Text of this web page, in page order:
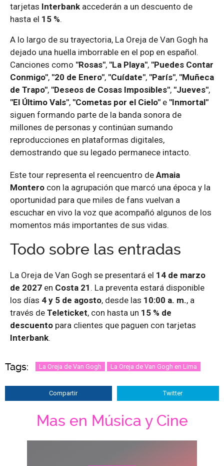
tarjetas Interbank accederán a un descuento de
hasta el 15 %.
A lo largo de su trayectoria, La Oreja de Van Gogh ha
dejado una huella imborrable en el pop en español.
Canciones como "Rosas", "La Playa", "Puedes Contar
Conmigo", "20 de Enero", "Cuídate", "París", "Muñeca
de Trapo", "Deseos de Cosas Imposibles", "Jueves",
"El Último Vals", "Cometas por el Cielo" e "Inmortal"
siguen formando parte de la banda sonora de
millones de personas y continúan sumando
reproducciones en plataformas digitales,
demostrando que su legado permanece intacto.
Este tour representa el reencuentro de Amaia
Montero con la agrupación que marcó una época y la
oportunidad para que miles de fans vuelvan a
escuchar en vivo la voz que acompañó algunos de los
momentos más importantes de sus vidas.
Todo sobre las entradas
La Oreja de Van Gogh se presentará el 14 de marzo
de 2027 en Costa 21 . La preventa estará disponible
los días 4 y 5 de agosto, desde las 10:00 a. m., a
través de Teleticket, con hasta un 15 % de
descuento para clientes que paguen con tarjetas
Interbank.
Tags: La Oreja de Van Gogh La Oreja de Van Gogh en Lima
Compartir Twitter
Mas en Música y Cine